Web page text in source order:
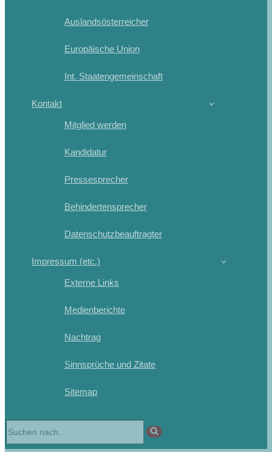
Auslandsösterreicher
Europäische Union
Int. Staatengemeinschaft
Kontakt
Mitglied werden
Kandidatur
Pressesprecher
Behindertensprecher
Datenschutzbeauftragter
Impressum (etc.)
Externe Links
Medienberichte
Nachtrag
Sinnsprüche und Zitate
Sitemap